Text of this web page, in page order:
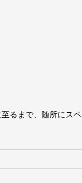
るまで、随所にスペ